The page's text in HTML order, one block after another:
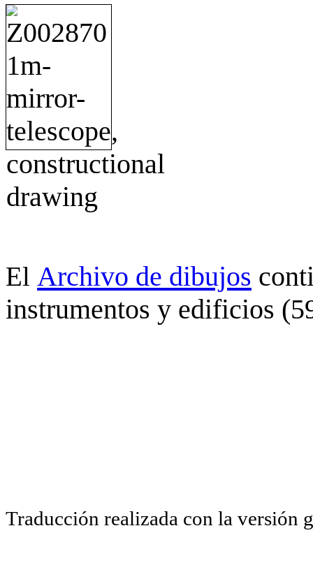
El Archivo de dibujos
instrumentos y edificios
Traducción realizada con la versión